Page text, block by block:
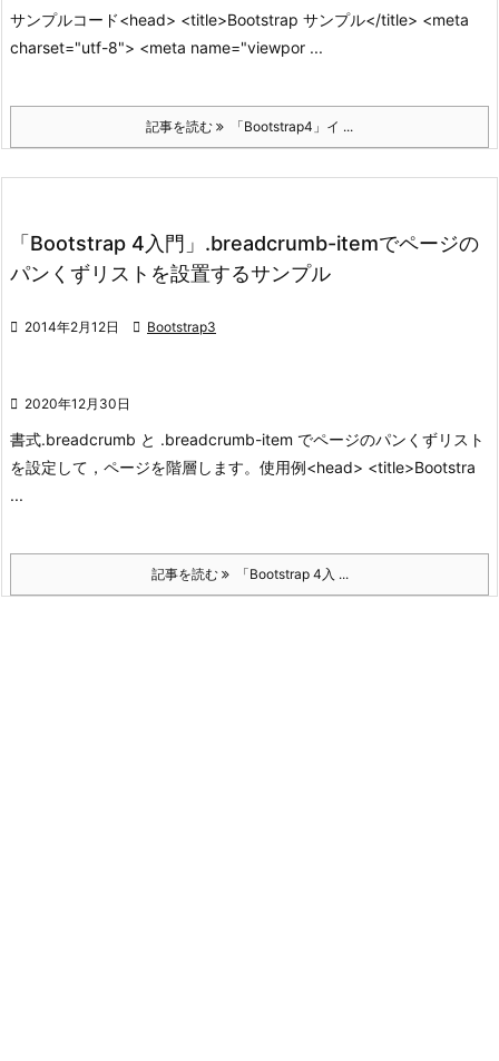
サンプルコード<head> <title>Bootstrap サンプル</title> <meta
charset="utf-8"> <meta name="viewpor ...
記事を読む 「Bootstrap4」イ ...
「Bootstrap 4入門」.breadcrumb-itemでページの
パンくずリストを設置するサンプル
 2014年2月12日  Bootstrap3
 2020年12月30日
書式.breadcrumb と .breadcrumb-item でページのパンくずリスト
を設定して， ページを階層します。 使用例<head> <title>Bootstra
...
記事を読む 「Bootstrap 4入 ...